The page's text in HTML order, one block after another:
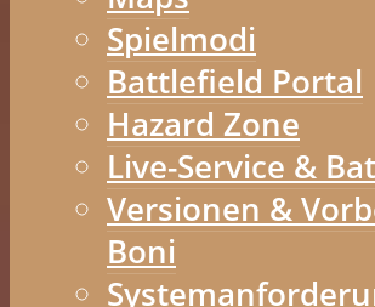
Spielmodi
Battlefield Portal
Hazard Zone
Live-Service &
Versionen &
Boni